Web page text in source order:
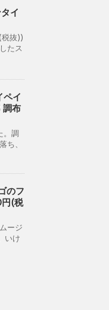
イ
税抜))
たス
ペイ
調布
。調
ち、
のフ
円(税
ージ
いけ